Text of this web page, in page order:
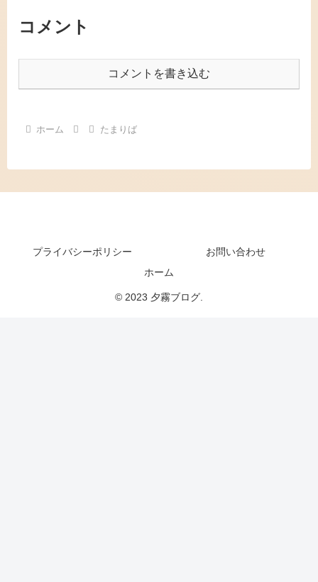
コメント
コメントを書き込む
ホーム たまりば
プライバシーポリシー
お問い合わせ
ホーム
© 2023 夕霧ブログ.